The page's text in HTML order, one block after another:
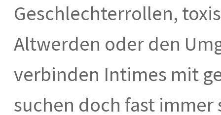
Geschlechterrollen,
Altwerden oder den
verbinden Intimes mit
suchen doch fast immer